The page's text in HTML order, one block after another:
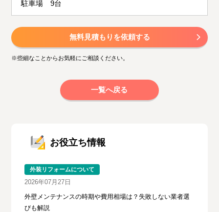
駐車場 9台
無料見積もりを依頼する
※些細なことからお気軽にご相談ください。
一覧へ戻る
お役立ち情報
外装リフォームについて
2026年07月27日
外壁メンテナンスの時期や費用相場は？失敗しない業者選
びも解説